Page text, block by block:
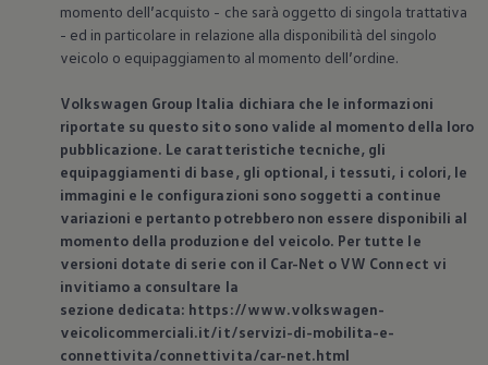
momento dell’acquisto - che sarà oggetto di singola trattativa
- ed in particolare in relazione alla disponibilità del singolo
veicolo o equipaggiamento al momento dell’ordine.
Volkswagen Group Italia dichiara che le informazioni
riportate su questo sito sono valide al momento della loro
pubblicazione. Le caratteristiche tecniche, gli
equipaggiamenti di base, gli optional, i tessuti, i colori, le
immagini e le configurazioni sono soggetti a continue
variazioni e pertanto potrebbero non essere disponibili al
momento della produzione del veicolo. Per tutte le
versioni dotate di serie con il Car-Net o VW Connect vi
invitiamo a consultare la
sezione dedicata: https://www.volkswagen-
veicolicommerciali.it/it/servizi-di-mobilita-e-
connettivita/connettivita/car-net.html